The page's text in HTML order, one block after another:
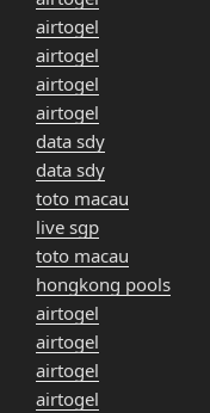
airtogel
airtogel
airtogel
airtogel
data sdy
data sdy
toto macau
live sgp
toto macau
hongkong pools
airtogel
airtogel
airtogel
airtogel